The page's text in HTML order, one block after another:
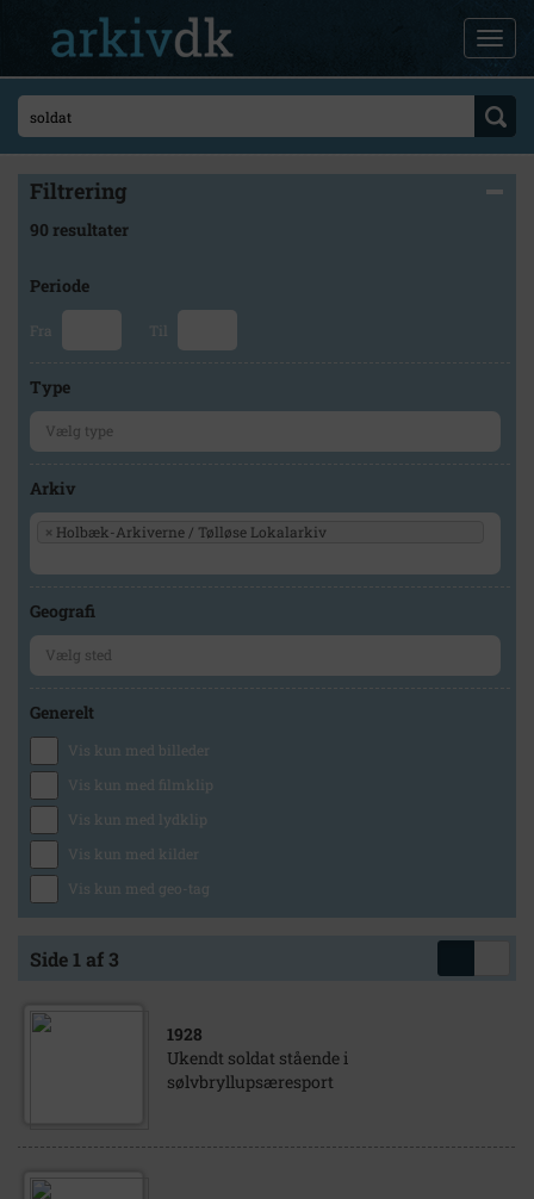
Filtrering
90 resultater
Periode
Fra Til
Type
Arkiv
× Holbæk-Arkiverne / Tølløse Lokalarkiv
Geografi
Generelt
Vis kun med billeder
Vis kun med filmklip
Vis kun med lydklip
Vis kun med kilder
Vis kun med geo-tag
Side 1 af 3
1928
Ukendt soldat stående i
sølvbryllupsæresport